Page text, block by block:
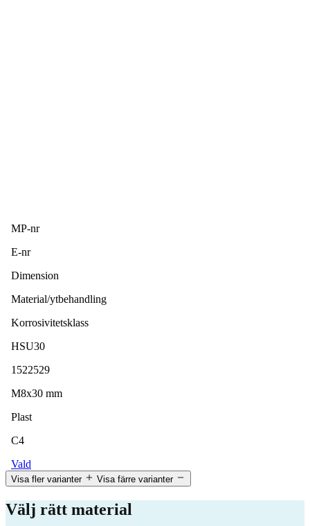
MP-nr
E-nr
Dimension
Material/ytbehandling
Korrosivitetsklass
HSU30
1522529
M8x30 mm
Plast
C4
Vald
Visa fler varianter Visa färre varianter
Välj rätt material